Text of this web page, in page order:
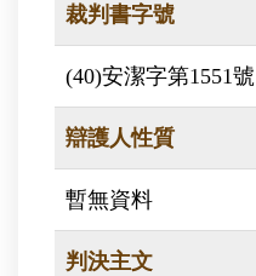
裁判書字號
(40)安潔字第1551號
辯護人性質
暫無資料
判決主文